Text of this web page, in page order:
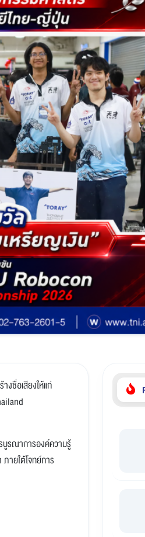
งชื่อเสียงให้แก่
บูรณาการองค์ความรู้
ายใต้โจทย์การ